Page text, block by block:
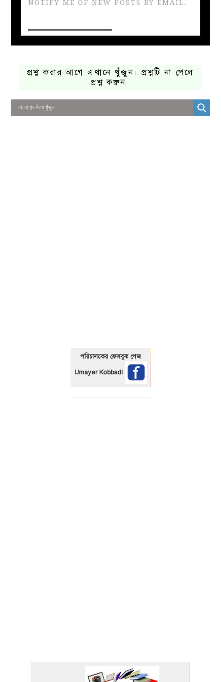
NOTIFY ME OF NEW POSTS BY EMAIL.
প্রশ্ন করার আগে এখানে খুঁজুন। প্রশ্নটি না পেলে
প্রশ্ন করুন।
পরিচালকের ফেসবুক পেজ
Umayer Kobbadi